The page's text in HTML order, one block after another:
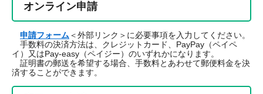
オンライン申請
申請フォーム＜外部リンク＞ に必要事項を入力してください。
手数料の決済方法は、クレジットカード、PayPay（ペイペ
イ）又はPay-easy（ペイジー）のいずれかになります。
証明書の郵送を希望する場合、手数料とあわせて郵便料金を決
済することができます。